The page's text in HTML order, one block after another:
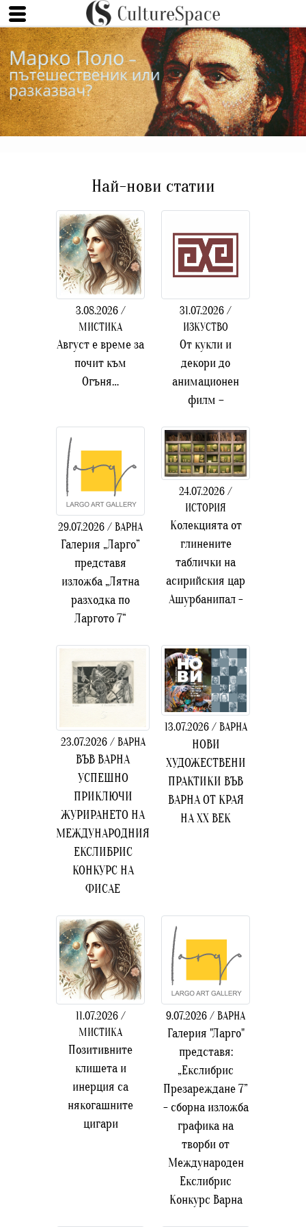
Най-нови статии
3.08.2026 /
МИСТИКА
Август е време за
почит към
Огъня…
31.07.2026 /
ИЗКУСТВО
От кукли и
декори до
анимационен
филм –
29.07.2026 / ВАРНА
Галерия „Ларго”
представя
изложба „Лятна
разходка по
Ларгото 7“
24.07.2026 /
ИСТОРИЯ
Колекцията от
глинените
таблички на
асирийския цар
Ашурбанипал -
23.07.2026 / ВАРНА
ВЪВ ВАРНА
УСПЕШНО
ПРИКЛЮЧИ
ЖУРИРАНЕТО НА
МЕЖДУНАРОДНИЯ
ЕКСЛИБРИС
КОНКУРС НА
ФИСАЕ
13.07.2026 / ВАРНА
НОВИ
ХУДОЖЕСТВЕНИ
ПРАКТИКИ ВЪВ
ВАРНА ОТ КРАЯ
НА ХХ ВЕК
11.07.2026 /
МИСТИКА
Позитивните
клишета и
инерция са
някогашните
цигари
9.07.2026 / ВАРНА
Галерия "Ларго"
представя:
„Екслибрис
Презареждане 7”
- сборна изложба
графика на
творби от
Международен
Екслибрис
Конкурс Варна